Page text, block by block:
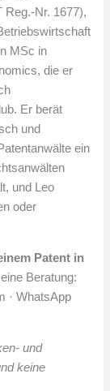
Reg.-Nr. 1677),
MSc in
die er
Er berät
und
ein
und Leo
oder
Patent in
Beratung:
· WhatsApp
und
keine